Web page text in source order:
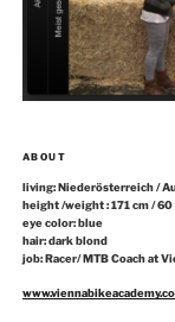
ABOUT
living: Niederösterreich /
height /weight : 171 cm / 60
eye color: blue
hair: dark blond
job: Racer/ MTB Coach at